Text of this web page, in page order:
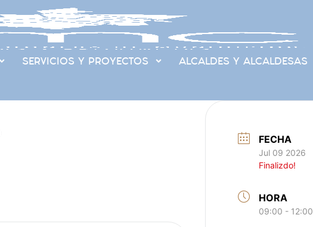
SERVICIOS Y PROYECTOS ALCALDES Y ALCALDESAS
FECHA
Jul 09 2026
Finalizdo!
HORA
09:00 - 12:00